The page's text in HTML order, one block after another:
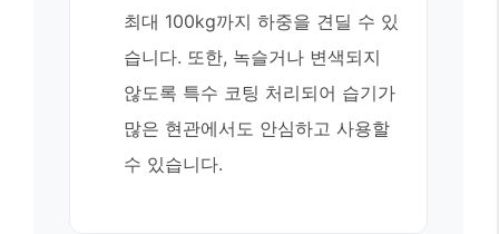
최대 100kg까지 하중을 견딜 수 있
습니다. 또한, 녹슬거나 변색되지
않도록 특수 코팅 처리되어 습기가
많은 현관에서도 안심하고 사용할
수 있습니다.